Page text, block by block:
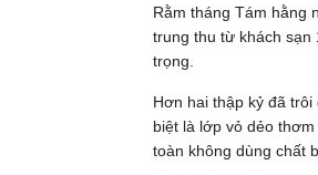
Rằm tháng Tám hằng
trung thu từ khách sạn
trọng.
Hơn hai thập kỷ đã
biệt là lớp vỏ dẻo
toàn không dùng chất